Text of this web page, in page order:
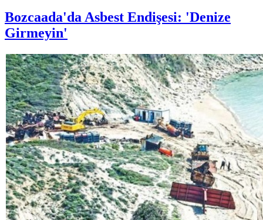
Bozcaada'da Asbest Endişesi: 'Denize
Girmeyin'